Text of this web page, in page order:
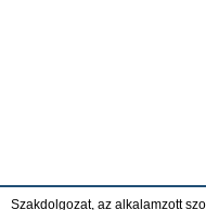
Szakdolgozat, az alkalamzott